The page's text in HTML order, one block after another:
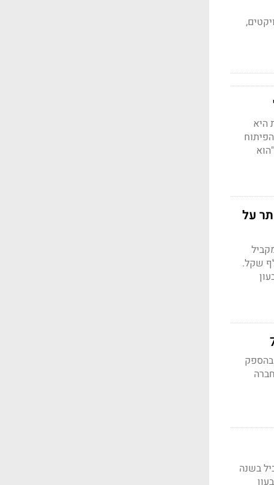
היא
נותר על
ברבעון המקביל
עלה ב-121% ל-6.2 מיליון שקל, הרווח התפעולי הסתכם ב-842 אלף שקל.
שקל ברבעון
בהספק
החברה
ברבעון המקביל בשנה
אלף שקל ברבעון